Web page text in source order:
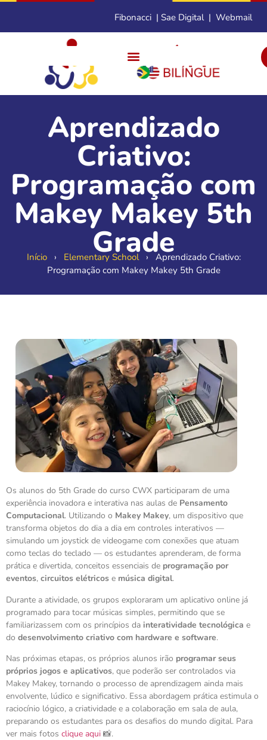
Fibonacci | Sae Digital| Webmail
Aprendizado
Criativo:
Programação com
Makey Makey 5th
Grade
Início› Elementary School› Aprendizado Criativo:
Programação com Makey Makey 5th Grade
Os alunos do 5th Grade do curso CWX participaram de uma
experiência inovadora e interativa nas aulas de Pensamento
Computacional. Utilizando o Makey Makey, um dispositivo que
transforma objetos do dia a dia em controles interativos —
simulando um joystick de videogame com conexões que atuam
como teclas do teclado — os estudantes aprenderam, de forma
prática e divertida, conceitos essenciais de programação por
eventos, circuitos elétricos e música digital.
Durante a atividade, os grupos exploraram um aplicativo online já
programado para tocar músicas simples, permitindo que se
familiarizassem com os princípios da interatividade tecnológica e
do desenvolvimento criativo com hardware e software.
Nas próximas etapas, os próprios alunos irão programar seus
próprios jogos e aplicativos, que poderão ser controlados via
Makey Makey, tornando o processo de aprendizagem ainda mais
envolvente, lúdico e significativo. Essa abordagem prática estimula o
raciocínio lógico, a criatividade e a colaboração em sala de aula,
preparando os estudantes para os desafios do mundo digital. Para
ver mais fotos clique aqui 📸.